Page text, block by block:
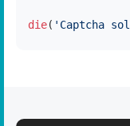
die( 'Captcha